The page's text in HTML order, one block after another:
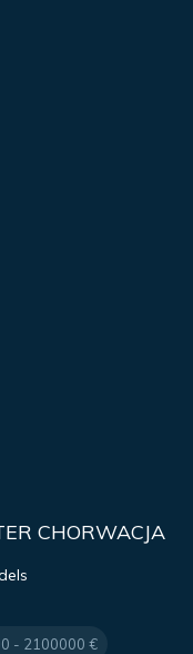
CHORWACJA
- 2100000 €